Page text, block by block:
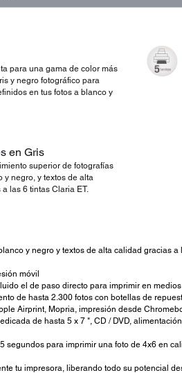
para una gama de color más
y negro fotográfico para
en tus fotos a blanco y
en Gris
superior de fotografías
y negro, y textos de alta
las 6 tintas Claria ET.
y negro y textos de alta calidad gracias
móvil
el de paso directo para imprimir en
de hasta 2.300 fotos con botellas de
Airprint, Mopria, impresión desde
de hasta 5 x 7 ", CD / DVD,
para imprimir una foto de 4x6 en
tu impresora, liberando todo su potencial